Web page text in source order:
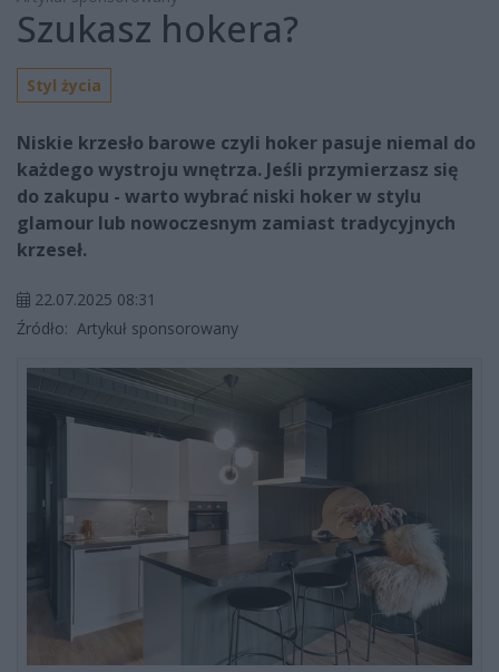
Szukasz hokera?
Styl życia
Niskie krzesło barowe czyli hoker pasuje niemal do
każdego wystroju wnętrza. Jeśli przymierzasz się
do zakupu - warto wybrać niski hoker w stylu
glamour lub nowoczesnym zamiast tradycyjnych
krzeseł.
22.07.2025 08:31
Źródło: Artykuł sponsorowany